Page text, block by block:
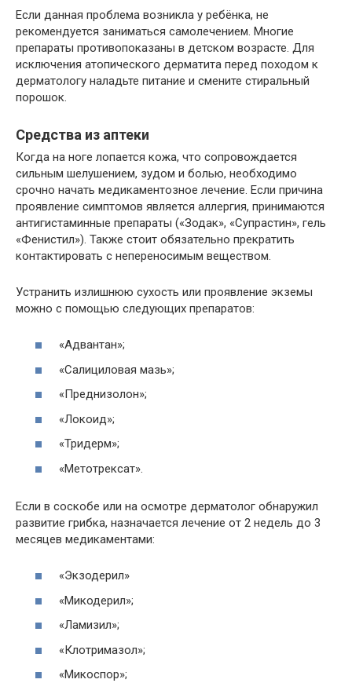
Если данная проблема возникла у ребёнка, не
рекомендуется заниматься самолечением. Многие
препараты противопоказаны в детском возрасте. Для
исключения атопического дерматита перед походом к
дерматологу наладьте питание и смените стиральный
порошок.
Средства из аптеки
Когда на ноге лопается кожа, что сопровождается
сильным шелушением, зудом и болью, необходимо
срочно начать медикаментозное лечение. Если причина
проявление симптомов является аллергия, принимаются
антигистаминные препараты («Зодак», «Супрастин», гель
«Фенистил»). Также стоит обязательно прекратить
контактировать с непереносимым веществом.
Устранить излишнюю сухость или проявление экземы
можно с помощью следующих препаратов:
«Адвантан»;
«Салициловая мазь»;
«Преднизолон»;
«Локоид»;
«Тридерм»;
«Метотрексат».
Если в соскобе или на осмотре дерматолог обнаружил
развитие грибка, назначается лечение от 2 недель до 3
месяцев медикаментами:
«Экзодерил»
«Микодерил»;
«Ламизил»;
«Клотримазол»;
«Микоспор»;